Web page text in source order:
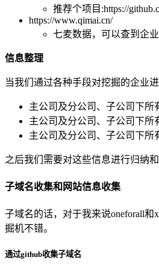
推荐个项目:https://
https://www.qimai.cn/
七麦数据，可以查到企
信息整理
当我们通过各种手段对挖掘的企业
主公司及分公司、子公司下所
主公司及分公司、子公司下所
主公司及分公司、子公司下所
之后我们需要对这些信息进行归纳
子域名收集和网站信息收集
子域名的话，对于我来说oneforall
掘机不错。
通过github收集子域名